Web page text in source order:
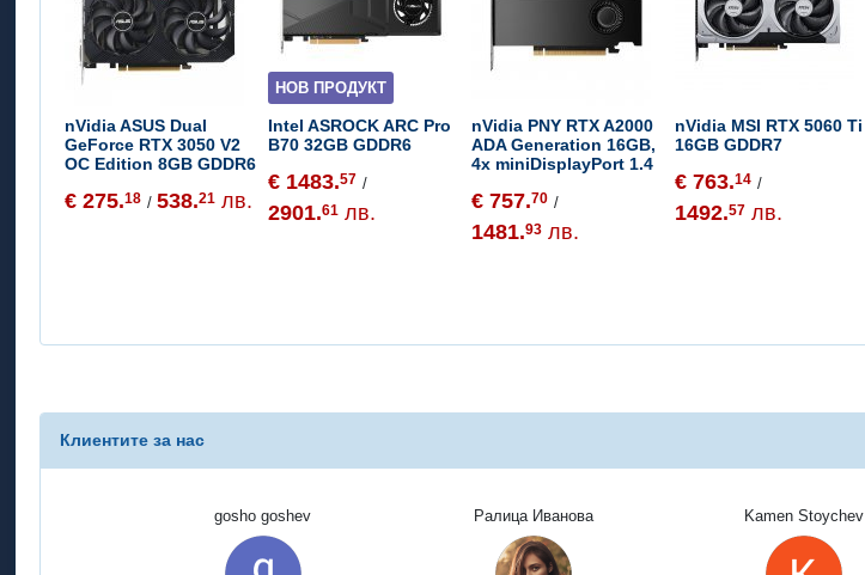
nVidia ASUS Dual
GeForce RTX 3050 V2
OC Edition 8GB GDDR6
€ 275.18 /538.21 лв.
НОВ ПРОДУКТ
Intel ASROCK ARC Pro
B70 32GB GDDR6
€ 1483.57 /
2901.61 лв.
nVidia PNY RTX A2000
ADA Generation 16GB,
4x miniDisplayPort 1.4
€ 757.70 /
1481.93 лв.
nVidia MSI RTX 5060 Ti
16GB GDDR7
€ 763.14 /
1492.57 лв.
Клиентите за нас
gosho goshev Ралица Иванова Kamen Stoychev